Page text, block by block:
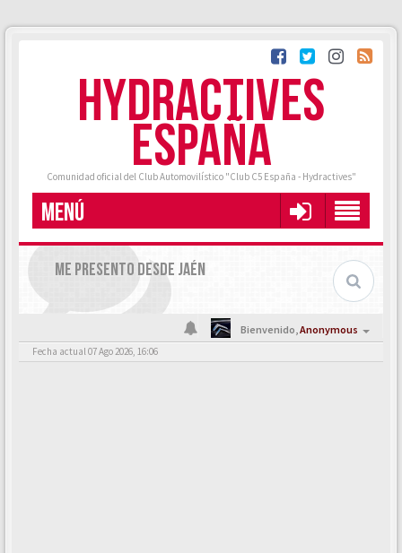
HYDRACTIVES
ESPAÑA
Comunidad oficial del Club Automovilístico "Club C5 España - Hydractives"
MENÚ
ME PRESENTO DESDE JAÉN
Bienvenido,Anonymous
Fecha actual 07 Ago 2026, 16:06